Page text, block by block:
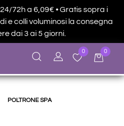
72h a 6,09€ • Gratis sopra i
e colli voluminosi la consegna
dai 3 ai 5 giorni.
menu
0 0
POLTRONE SPA